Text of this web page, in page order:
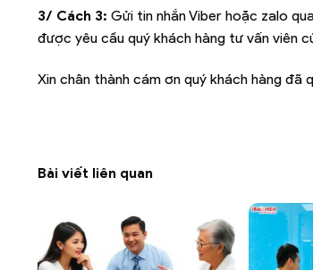
3/ Cách 3: Gửi tin nhắn Viber hoặc zalo
được yêu cầu quý khách hàng tư vấn viên
Xin chân thành cám ơn quý khách hàng đã
Bài viết liên quan